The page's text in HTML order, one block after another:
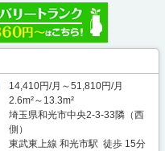
14,410円/月～51,810円/月
2.6m²～13.3m²
埼玉県和光市中央2-3-33隣（西
側）
東武東上線 和光市駅 徒歩 15分